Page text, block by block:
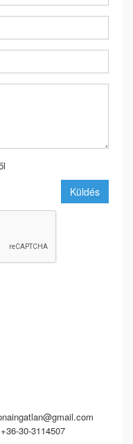
Küldés
30-3114507